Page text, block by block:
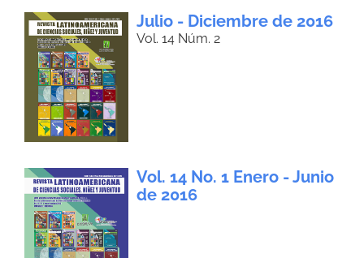
Julio - Diciembre de 2016
Vol. 14 Núm. 2
Vol. 14 No. 1 Enero - Junio
de 2016